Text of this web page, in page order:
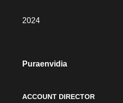
2024
Puraenvidia
ACCOUNT DIRECTOR